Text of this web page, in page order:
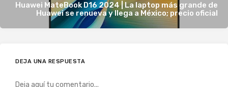
Huawei MateBook D16 2024 | La laptop más grande de
Huawei se renueva y llega a México; precio oficial
DEJA UNA RESPUESTA